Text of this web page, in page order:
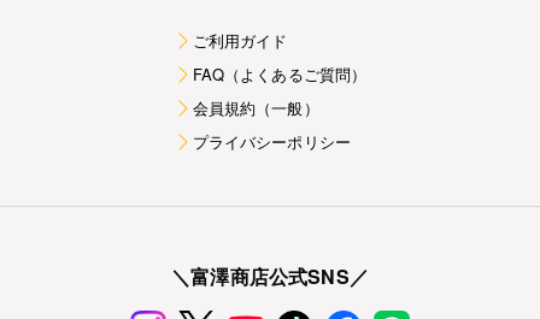
ご利用ガイド
FAQ（よくあるご質問）
会員規約（一般）
プライバシーポリシー
＼富澤商店公式SNS／